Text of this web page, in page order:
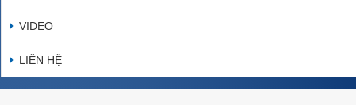
VIDEO
LIÊN HỆ